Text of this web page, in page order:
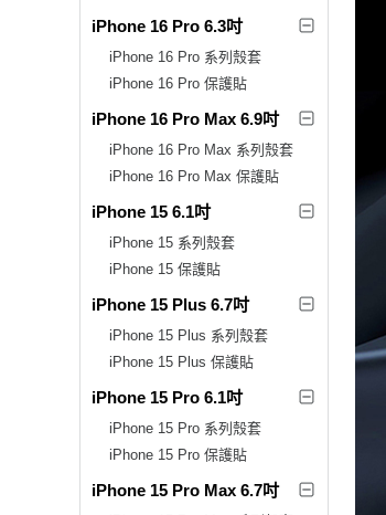
iPhone 16 Pro 6.3吋
iPhone 16 Pro 系列殼套
iPhone 16 Pro 保護貼
iPhone 16 Pro Max 6.9吋
iPhone 16 Pro Max 系列殼套
iPhone 16 Pro Max 保護貼
iPhone 15 6.1吋
iPhone 15 系列殼套
iPhone 15 保護貼
iPhone 15 Plus 6.7吋
iPhone 15 Plus 系列殼套
iPhone 15 Plus 保護貼
iPhone 15 Pro 6.1吋
iPhone 15 Pro 系列殼套
iPhone 15 Pro 保護貼
iPhone 15 Pro Max 6.7吋